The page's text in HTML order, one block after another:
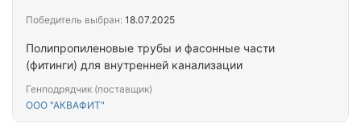
Полипропиленовые трубы и фасонные части
(фитинги) для внутренней канализации
Генподрядчик (поставщик)
ООО "АКВАФИТ"
Победитель выбран: 18.07.2025